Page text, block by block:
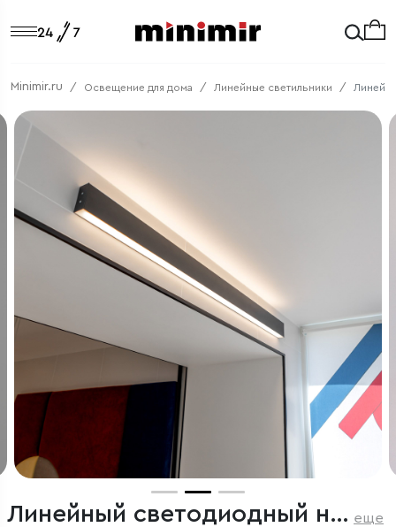
Minimir.ru Освещение для дома Линейные светильники
Линейный светодиодный накладной двусторонний светильник 53см 20Вт 3000К черный еще